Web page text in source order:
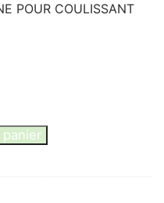
38,60 €
POUR COULISSANT